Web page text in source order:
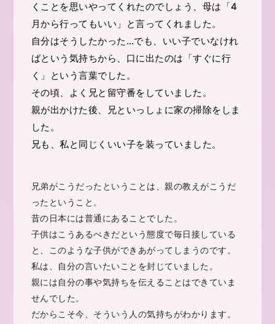
くことを思いやってくれたのでしょう、母は「4
月から行ってもいい」と言ってくれました。
自分はそうしたかった…でも、いい子でいなけれ
ばという気持ちから、口に出たのは「すぐに行
く」という言葉でした。
その頃、よく兄と留守番をしていました。
親が出かけた後、兄といっしょに家の掃除をしま
した。
兄も、私と同じくいい子を装っていました。
兄弟がこうだったということは、親の教えがこうだ
ったということ。
昔の日本には普通にあることでした。
子供はこうあるべきだという態度で毎日接している
と、このような子供ができあがってしまうのです。
私は、自分の言いたいことを封じていました。
親には自分の事や気持ちを伝えることはできていま
せんでした。
だからこそ今、そういう人の気持ちがわかります。